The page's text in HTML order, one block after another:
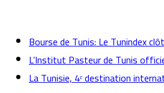
Bourse de Tunis: Le Tunindex
L’Institut Pasteur de Tunis
La Tunisie, 4ᵉ destination